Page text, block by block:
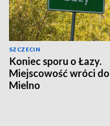
SZCZECIN
Koniec sporu o Łazy.
Miejscowość wróci
Mielno